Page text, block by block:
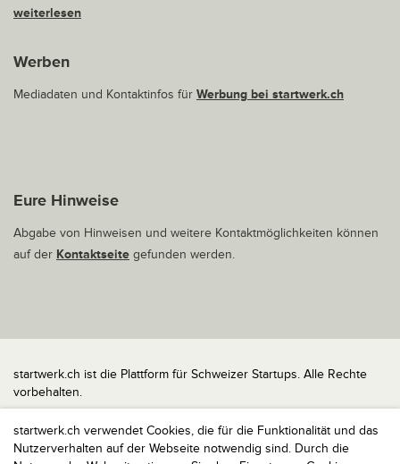
startwerk.ch verwendet Cookies, die für die Funktionalität und das
Nutzerverhalten auf der Webseite notwendig sind. Durch die
weiterlesen
Werben
Mediadaten und Kontaktinfos für Werbung bei startwerk.ch
Eure Hinweise
Abgabe von Hinweisen und weitere Kontaktmöglichkeiten können
auf der Kontaktseite gefunden werden.
startwerk.ch ist die Plattform für Schweizer Startups. Alle Rechte
vorbehalten.
Impressum
Kontakt